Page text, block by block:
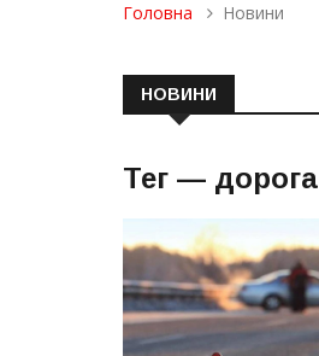
Головна Новини
НОВИНИ
Тег — дорога